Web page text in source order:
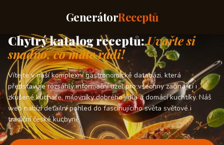
GenerátorReceptů
Chytrý katalog receptů:Uvařte si
snadno, co máte rádi!
Vítejte v naší komplexní gastronomické databázi, která
představuje rozsáhlý informační uzel pro všechny začínající i
zkušené kuchaře, milovníky dobrého jídla a domácí kuchtíky. Náš
web nabízí detailní pohled do fascinujícího světa světové i
tradiční české kuchyně.